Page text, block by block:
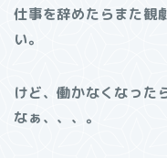
仕事を辞めたらまた観
い。
けど、働かなくなった
なぁ、、、。